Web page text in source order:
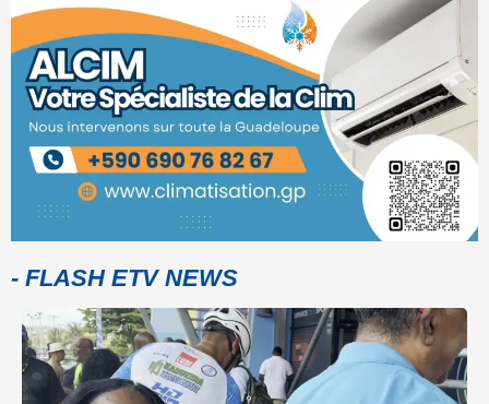
- FLASH ETV NEWS